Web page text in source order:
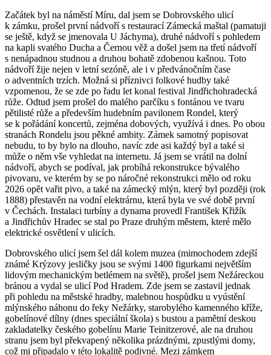
Začátek byl na náměstí Míru, dal jsem se Dobrovského ulicí
k zámku, prošel první nádvoří s restaurací Zámecká maštal (pamatuji
se ještě, když se jmenovala U Jáchyma), druhé nádvoří s pohledem
na kapli svatého Ducha a Černou věž a došel jsem na třetí nádvoří
s nenápadnou studnou a druhou bohatě zdobenou kašnou. Toto
nádvoří žije nejen v letní sezóně, ale i v předvánočním čase
o adventních trzích. Možná si příznivci folkové hudby také
vzpomenou, že se zde po řadu let konal festival Jindřichohradecká
růže. Odtud jsem prošel do malého parčíku s fontánou ve tvaru
pětilisté růže a především hudebním pavilonem Rondel, který
se k pořádání koncertů, zejména dobových, využívá i dnes. Po obou
stranách Rondelu jsou pěkné ambity. Zámek samotný popisovat
nebudu, to by bylo na dlouho, navíc zde asi každý byl a také si
může o něm vše vyhledat na internetu. Já jsem se vrátil na dolní
nádvoří, abych se podíval, jak probíhá rekonstrukce bývalého
pivovaru, ve kterém by se po náročné rekonstrukci mělo od roku
2026 opět vařit pivo, a také na zámecký mlýn, který byl později (rok
1888) přestavěn na vodní elektrárnu, která byla ve své době první
v Čechách. Instalaci turbíny a dynama provedl František Křižík
a Jindřichův Hradec se stal po Praze druhým městem, které mělo
elektrické osvětlení v ulicích.
Dobrovského ulicí jsem šel dál kolem muzea (mimochodem zdejší
známé Krýzovy jesličky jsou se svými 1400 figurkami největším
lidovým mechanickým betlémem na světě), prošel jsem Nežáreckou
bránou a vydal se ulicí Pod Hradem. Zde jsem se zastavil jednak
při pohledu na městské hradby, malebnou hospůdku u vyústění
mlýnského náhonu do řeky Nežárky, starobylého kamenného kříže,
gobelínové dílny (dnes speciální škola) s bustou a pamětní deskou
zakladatelky českého gobelínu Marie Teinitzerové, ale na druhou
stranu jsem byl překvapený několika prázdnými, zpustlými domy,
což mi připadalo v této lokalitě podivné. Mezi zámkem